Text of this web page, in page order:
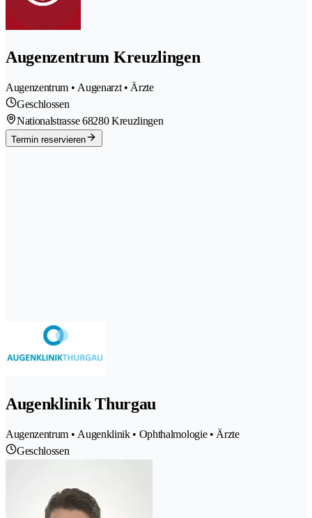
Augenzentrum Kreuzlingen
Augenzentrum • Augenarzt • Ärzte
Geschlossen
Nationalstrasse 68280 Kreuzlingen
Termin reservieren
Augenklinik Thurgau
Augenzentrum • Augenklinik • Ophthalmologie • Ärzte
Geschlossen